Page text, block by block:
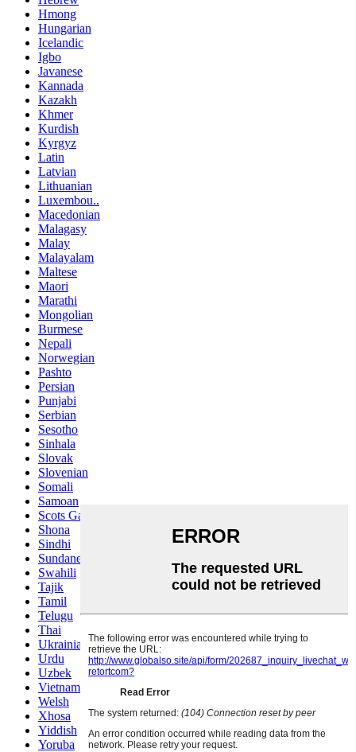
Hmong
Hungarian
Icelandic
Igbo
Javanese
Kannada
Kazakh
Khmer
Kurdish
Kyrgyz
Latin
Latvian
Lithuanian
Luxembou..
Macedonian
Malagasy
Malay
Malayalam
Maltese
Maori
Marathi
Mongolian
Burmese
Nepali
Norwegian
Pashto
Persian
Punjabi
Serbian
Sesotho
Sinhala
Slovak
Slovenian
Somali
Samoan
Scots Gaelic
Shona
Sindhi
Sundanese
Swahili
Tajik
Tamil
Telugu
Thai
Ukrainian
Urdu
Uzbek
Vietnamese
Welsh
Xhosa
Yiddish
Yoruba